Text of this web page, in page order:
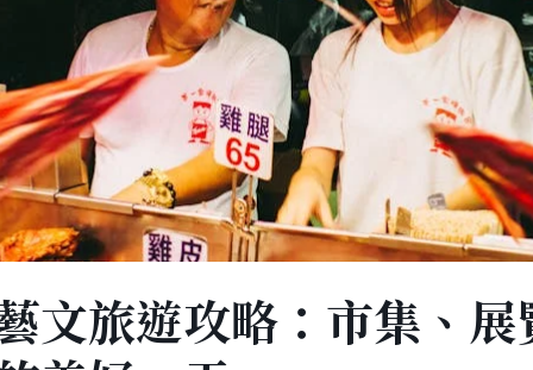
文旅遊攻略：市集、展